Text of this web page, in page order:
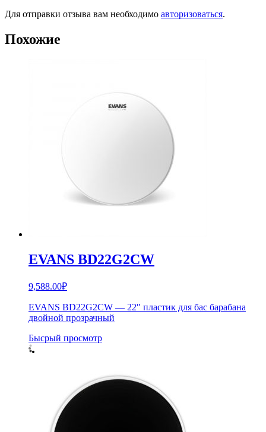
Для отправки отзыва вам необходимо авторизоваться.
Похожие
EVANS BD22G2CW
9,588.00₽
EVANS BD22G2CW — 22″ пластик для бас барабана
двойной прозрачный
Бысрый просмотр